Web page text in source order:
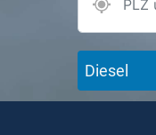
Diesel